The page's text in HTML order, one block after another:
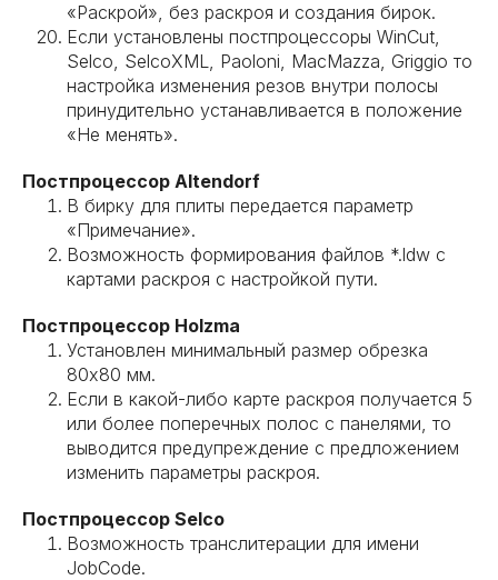
«Раскрой», без раскроя и создания бирок.
Если установлены постпроцессоры WinCut,
Selco, SelcoXML, Paoloni, MacMazza, Griggio то
настройка изменения резов внутри полосы
принудительно устанавливается в положение
«Не менять».
Постпроцессор Altendorf
В бирку для плиты передается параметр
«Примечание».
Возможность формирования файлов *.ldw с
картами раскроя с настройкой пути.
Постпроцессор Holzma
Установлен минимальный размер обрезка
80х80 мм.
Если в какой-либо карте раскроя получается 5
или более поперечных полос с панелями, то
выводится предупреждение с предложением
изменить параметры раскроя.
Постпроцессор Selco
Возможность транслитерации для имени
JobCode.